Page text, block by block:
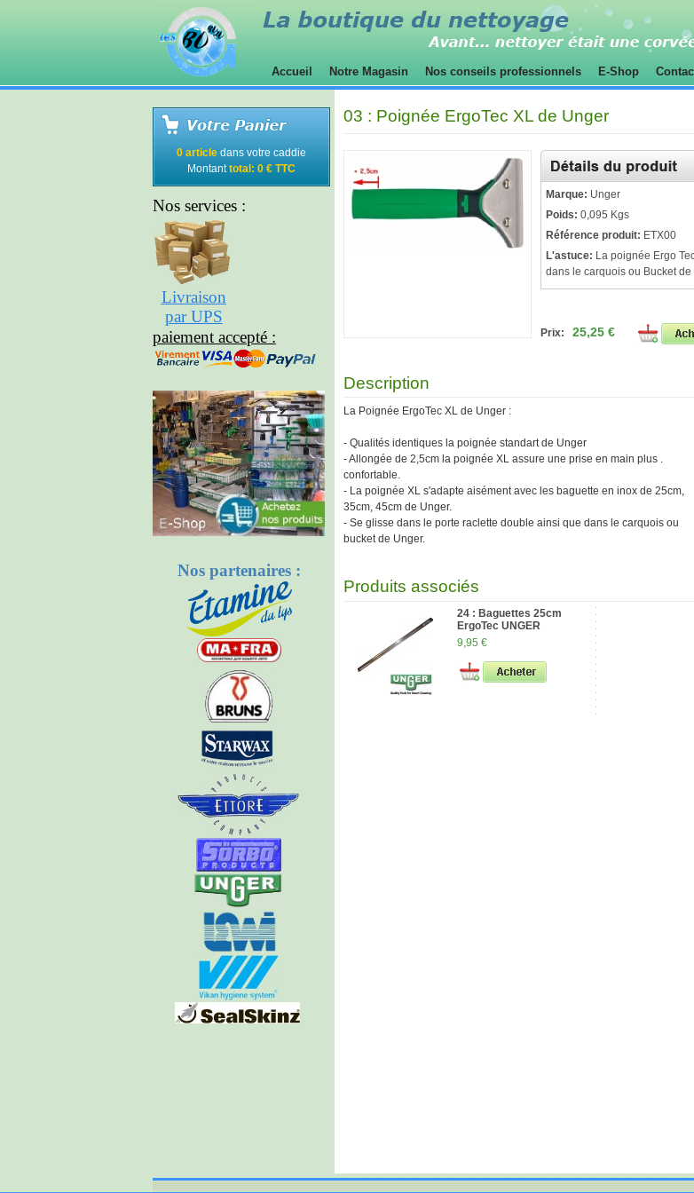
Accueil Notre Magasin Nos conseils professionnels E-Shop
0 article dans votre caddie
Montanttotal: 0 € TTC
Nos services :
Livraison
par UPS
paiement accepté :
Nos partenaires :
03 : Poignée ErgoTec XL de Unger
Marque: Unger
Poids: 0,095 Kgs
Référence produit: ETX00
L'astuce: La poignée Ergo
dans le carquois ou Bucket de
Prix: 25,25 €
Description
La Poignée ErgoTec XL de Unger :
- Qualités identiques la poignée standart de Unger
- Allongée de 2,5cm la poignée XL assure une prise en main plus .
confortable.
- La poignée XL s'adapte aisément avec les baguette en inox de 25cm,
35cm, 45cm de Unger.
- Se glisse dans le porte raclette double ainsi que dans le carquois ou
bucket de Unger.
Produits associés
24 : Baguettes 25cm
ErgoTec UNGER
9,95 €